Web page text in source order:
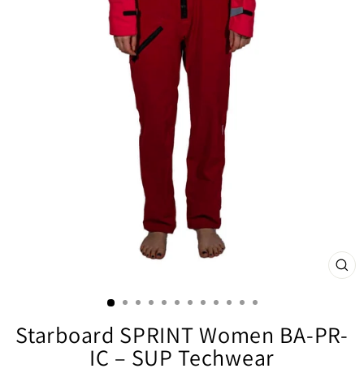
Starboard SPRINT Women BA-PR-
IC – SUP Techwear